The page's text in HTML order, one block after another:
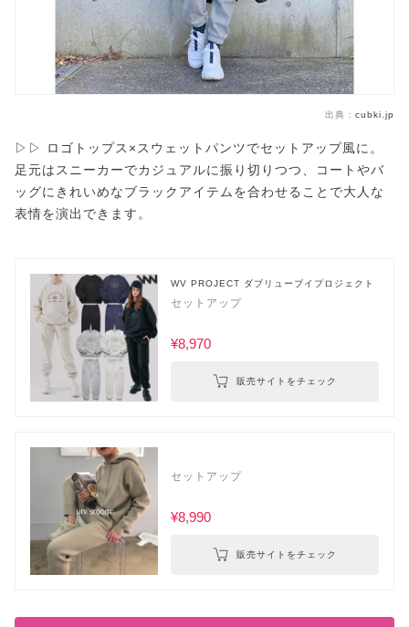
出典： cubki.jp
▷▷ ロゴトップス×スウェットパンツでセットアップ風に。
足元はスニーカーでカジュアルに振り切りつつ、コートやバ
ッグにきれいめなブラックアイテムを合わせることで大人な
表情を演出できます。
WV PROJECT ダブリューブイプロジェクト
セットアップ
¥8,970
販売サイトをチェック
セットアップ
¥8,990
販売サイトをチェック